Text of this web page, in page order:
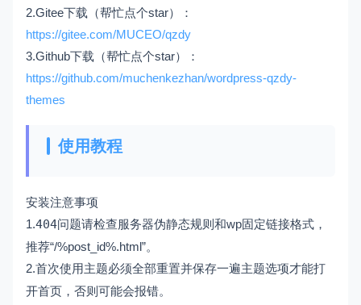
2.Gitee下载（帮忙点个star）：
https://gitee.com/MUCEO/qzdy
3.Github下载（帮忙点个star）：
https://github.com/muchenkezhan/wordpress-qzdy-
themes
使用教程
安装注意事项
1.404问题请检查服务器伪静态规则和wp固定链接格式，
推荐“/%post_id%.html”。
2.首次使用主题必须全部重置并保存一遍主题选项才能打
开首页，否则可能会报错。